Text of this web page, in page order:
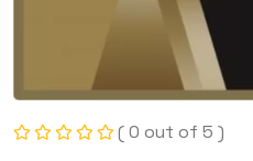
( 0 out of 5 )